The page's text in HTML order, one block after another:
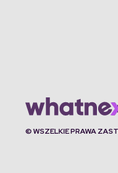
© WSZELKIE PRAWA